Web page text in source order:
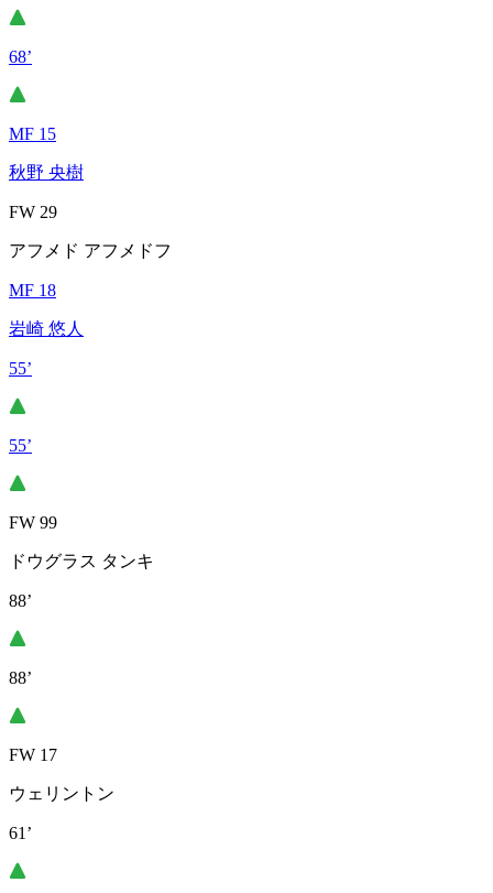
68’
MF 15
秋野 央樹
FW 29
アフメド アフメドフ
MF 18
岩崎 悠人
55’
55’
FW 99
ドウグラス タンキ
88’
88’
FW 17
ウェリントン
61’